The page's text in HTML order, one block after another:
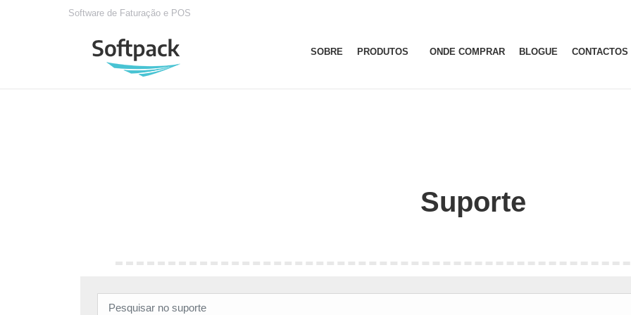
Software de Faturação e POS
SOBRE PRODUTOS ONDE COMPRAR BLOGUE CONTACTOS
Suporte